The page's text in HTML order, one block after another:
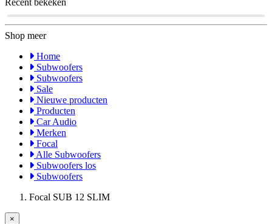
Recent bekeken
Shop meer
Home
Subwoofers
Subwoofers
Sale
Nieuwe producten
Producten
Car Audio
Merken
Focal
Alle Subwoofers
Subwoofers los
Subwoofers
Focal SUB 12 SLIM
×